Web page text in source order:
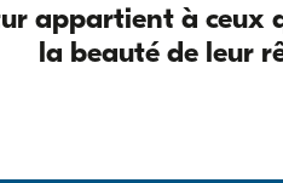
appartient à ceux
la beauté de leur